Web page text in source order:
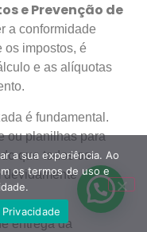
e Prevenção de
a conformidade
os impostos, é
e as alíquotas
é fundamental.
ou planilhas para
que todos os
devidamente
entrega da
a sua experiência. Ao
os termos de uso e